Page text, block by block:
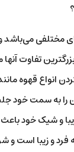
مختلفی
تفاوت
انواع قهوه
را به سمت خود
و شیک خود
فرد و زیبا است